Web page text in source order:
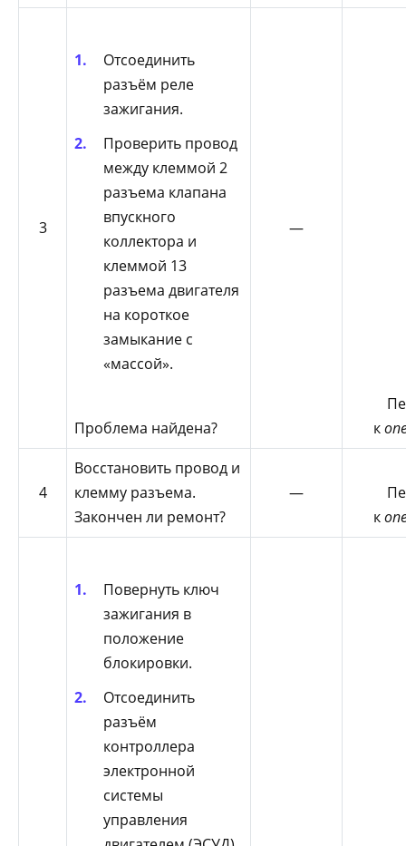
3
Отсоединить
разъём реле
зажигания.
Проверить провод
между клеммой 2
разъема клапана
впускного
коллектора и
клеммой 13
разъема двигателя
на короткое
замыкание с
«массой».
Проблема найдена?
—
к
4
Восстановить провод и
клемму разъема.
Закончен ли ремонт?
—
к
Повернуть ключ
зажигания в
положение
блокировки.
Отсоединить
разъём
контроллера
электронной
системы
управления